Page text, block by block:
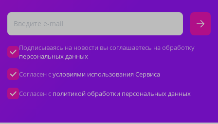
Подписываясь на новости вы соглашаетесь на обработку
персональных данных
Согласен сусловиями использования Сервиса
Согласен с политикой обработки персональных данных